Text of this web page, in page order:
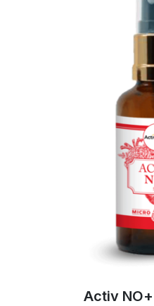
svalů. Tento sprej mi